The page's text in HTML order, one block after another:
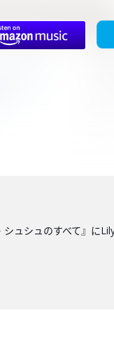
ュシュのすべて』に